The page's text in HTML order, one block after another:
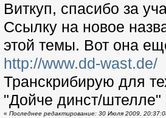
Виткуп, спасибо за
Ссылку на новое
этой темы. Вот она
http://www.dd-wast.de/
Транскрибирую для
"Дойче динст/штелле"
« Последнее редактирование: 30 Июля 2009,